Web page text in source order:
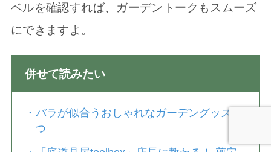
ベルを確認すれば、ガーデントークもスムーズ
にできますよ。
併せて読みたい
・ バラが似合うおしゃれなガーデングッズ５
つ